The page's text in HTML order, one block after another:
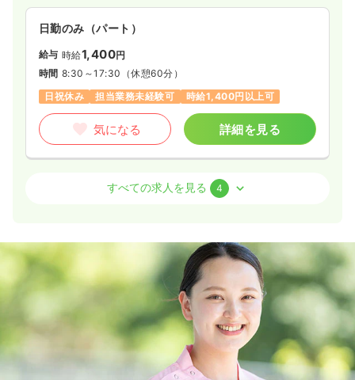
日勤のみ（パート）
給与 時給1,400円
時間 8:30～17:30 （休憩60分）
日祝休み
担当業務未経験可 時給1,400円以上可
気になる 詳細を見る
給与 24.0
8:30～17:30
月給24万円以上可
気になる 詳細を見る
すべての求人を見る 4